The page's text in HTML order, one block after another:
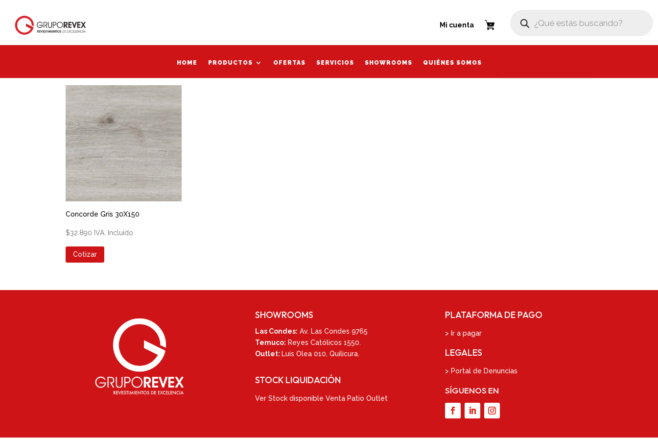
Mi cuenta
productos
Mi cuenta
productos
HOME PRODUCTOS OFERTAS SERVICIOS SHOWROOMS QUIÉNES SOMOS
Inicio/ Productos etiquetados “Concorde Gris gris”
Concorde Gris 30X150
$32.890 IVA. Incluido
Cotizar
SHOWROOMS
Las Condes: Av. Las Condes 9765
Temuco: Reyes Católicos 1550.
Outlet: Luis Olea 010,Quilicura.
STOCK LIQUIDACIÓN
VerStock disponible Venta Patio Outlet
PLATAFORMA DE PAGO
> Ir a pagar
LEGALES
> Portal de Denuncias
SÍGUENOS EN